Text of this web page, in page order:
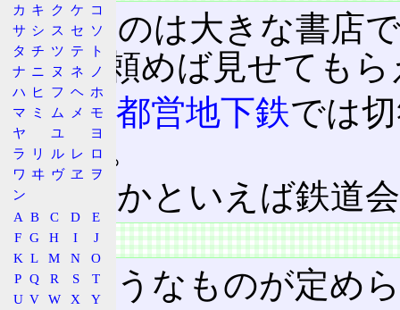
JR のものは大きな書店
でも、頼めば見せても
また、都営地下鉄では
ている。
どちらかといえば鉄道
特徴
次のようなものが定め
カ キ ク ケ コ
サ シ ス セ ソ
タ チ ツ テ
ト
ナ ニ ヌ ネ
ノ
ハ ヒ フ ヘ ホ
マ ミ ム メ
モ
ヤ
ユ
ヨ
ラ
リ ル レ ロ
ワ ヰ ヴ ヱ
ヲ
ン
A B C D
E
F G H I
J
K L M N
O
P Q R S
T
U V W X
Y